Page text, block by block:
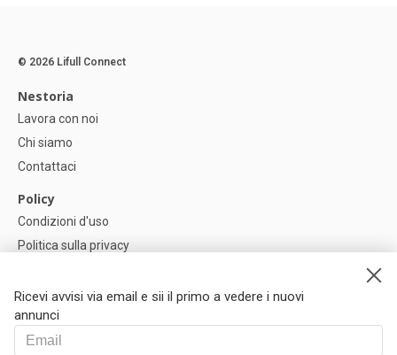
Ricevi avvisi via email e sii il primo a vedere i nuovi
annunci
© 2026 Lifull Connect
Nestoria
Lavora con noi
Chi siamo
Contattaci
Policy
Condizioni d'uso
Politica sulla privacy
Impostazioni dei cookie
Help
FAQ